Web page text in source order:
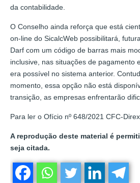
da contabilidade.
O Conselho ainda reforça que está
on-line do SicalcWeb possibilitará,
Darf com um código de barras mais
inclusive, nas situações de pagamento
era possível no sistema anterior.
momento, essa opção não está
transição, as empresas enfrentarão
Para ler o Ofício nº 648/2021 CFC-Direx,
A reprodução deste material é
seja citada.